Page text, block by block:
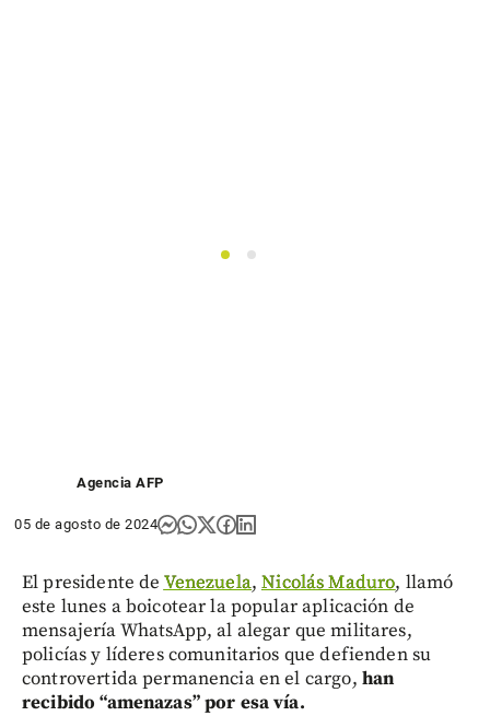
1 2
Agencia AFP
05 de agosto de 2024
El presidente de Venezuela,Nicolás Maduro, llamó
este lunes a boicotear la popular aplicación de
mensajería WhatsApp, al alegar que militares,
policías y líderes comunitarios que defienden su
controvertida permanencia en el cargo, han
recibido “amenazas” por esa vía.